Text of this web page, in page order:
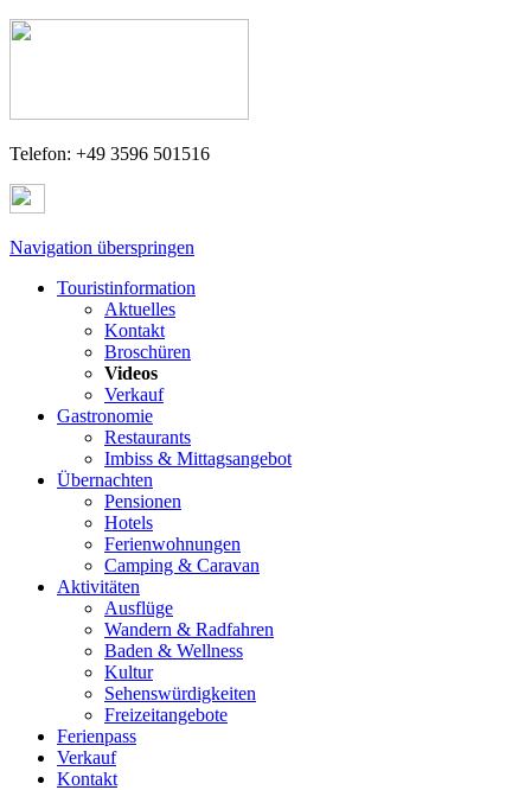
Telefon: +49 3596 501516
Navigation überspringen
Touristinformation
Aktuelles
Kontakt
Broschüren
Videos
Verkauf
Gastronomie
Restaurants
Imbiss & Mittagsangebot
Übernachten
Pensionen
Hotels
Ferienwohnungen
Camping & Caravan
Aktivitäten
Ausflüge
Wandern & Radfahren
Baden & Wellness
Kultur
Sehenswürdigkeiten
Freizeitangebote
Ferienpass
Verkauf
Kontakt